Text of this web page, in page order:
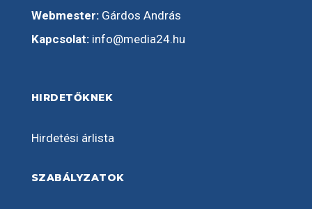
Webmester:Gárdos András
Kapcsolat: info@media24.hu
HIRDETŐKNEK
Hirdetési árlista
SZABÁLYZATOK